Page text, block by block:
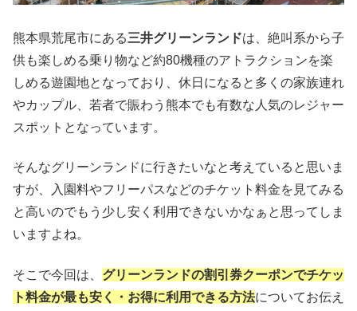
熊本県荒尾市にある三井グリーンランドは、絶叫系から子
供も楽しめる乗り物など約80機種のアトラクションを楽
しめる遊園地となっており、休日になると多くの家族連れ
やカップル、若者で賑わう熊本でも有数な人気のレジャー
スポットとなっています。
そんなグリーンランドに行きたいなと考えていると思いま
すが、入園料やフリーパスなどのチケット料金を見てみる
と高いのでもう少し安く利用できないかなぁと思ってしま
いますよね。
そこで今回は、 グリーンランドの割引券クーポンでチケッ
ト料金が最も安く・お得に利用できる方法についてお伝え